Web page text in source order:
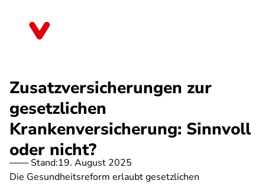
Zusatzversicherungen zur
gesetzlichen
Krankenversicherung: Sinnvoll
oder nicht?
Stand:19. August 2025
Die Gesundheitsreform erlaubt gesetzlichen